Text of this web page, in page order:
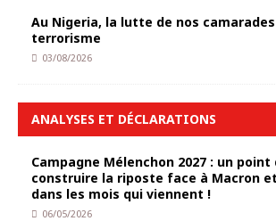
Au Nigeria, la lutte de nos
terrorisme
03/08/2026
ANALYSES ET DÉCLARATIONS
Campagne Mélenchon 2027 : un point
construire la riposte face à Macron
dans les mois qui viennent !
06/05/2026